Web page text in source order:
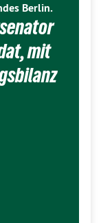
Berlin.
mit